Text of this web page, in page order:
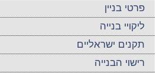
פרטי בניין
ליקויי בנייה
תקנים ישראליים
רישוי הבנייה